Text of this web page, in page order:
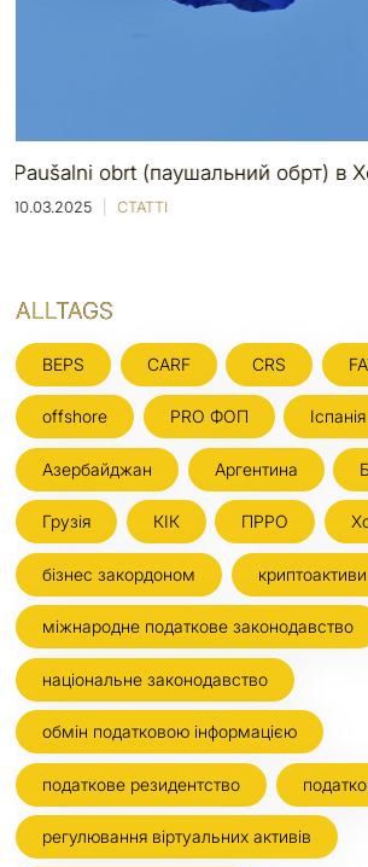
Види та реєстрація
10.03.2025
ALLTAGS
BEPS CARF CRS
offshore PRO ФОП Іспанія
Азербайджан Аргентина
Грузія КІК ПРРО
бізнес закордоном криптоактиви
міжнародне податкове законодавство
національне законодавство
обмін податковою інформацією
податкове резидентство
регулювання віртуальних активів